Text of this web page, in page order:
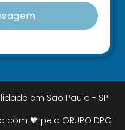
em São Paulo - SP
🧡 pelo GRUPO DPG